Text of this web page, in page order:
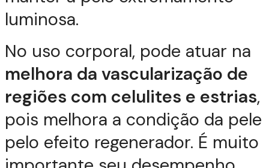
luminosa.
No uso corporal, pode atuar na
melhora da vascularização de
regiões com celulites e estrias,
pois melhora a condição da pele
pelo efeito regenerador. É muito